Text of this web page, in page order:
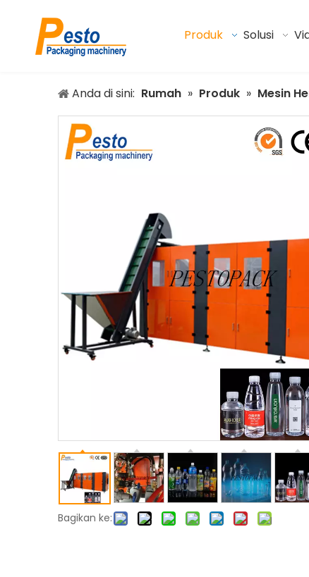
Produk Solusi
Anda di sini: Rumah » Produk » Mesin
Bagikan ke: